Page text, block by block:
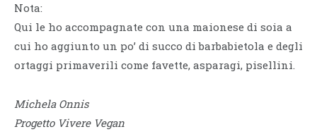
Nota:
Qui le ho accompagnate con una maionese di soia a
cui ho aggiunto un po’ di succo di barbabietola e degli
ortaggi primaverili come favette, asparagi, pisellini.
Michela Onnis
Progetto Vivere Vegan